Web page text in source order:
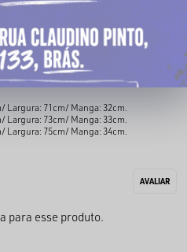
Largura: 71cm/ Manga: 32cm.
Largura: 73cm/ Manga: 33cm.
Largura: 75cm/ Manga: 34cm.
para esse produto.